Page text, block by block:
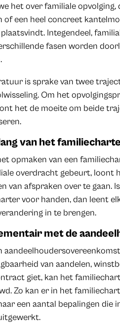
het over familiale
of een heel concreet
Integendeel,
fasen worden
is sprake van twee
Om het
het de moeite om beide
van het
opmaken van een
overdracht gebeurt, loont
van afspraken over te gaan.
voor handen, dan leent
in te brengen.
met de
van aandelen,
giet, kan het
Zo kan er in het
een aantal bepalingen die